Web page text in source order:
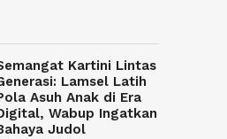
Kartini Lintas
Lamsel Latih
Asuh Anak di Era
Wabup Ingatkan
Judol